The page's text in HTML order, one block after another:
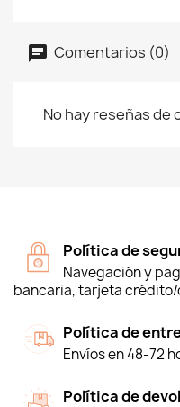
Comentarios (0)
No hay reseñas
Política de
Navegación y
bancaria, tarjeta
Política de
Envíos en 48-72
Política de